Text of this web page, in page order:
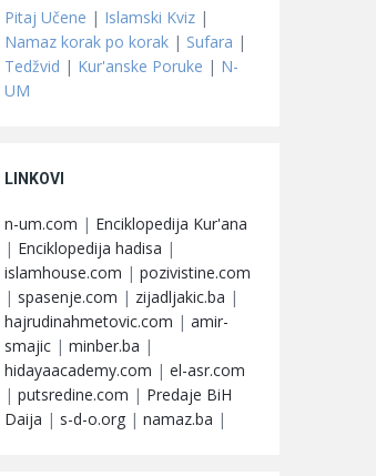
Pitaj Učene | Islamski Kviz |
Namaz korak po korak | Sufara |
Tedžvid | Kur'anske Poruke | N-
UM
LINKOVI
n-um.com | Enciklopedija Kur'ana
| Enciklopedija hadisa |
islamhouse.com | pozivistine.com
| spasenje.com | zijadljakic.ba |
hajrudinahmetovic.com | amir-
smajic | minber.ba |
hidayaacademy.com | el-asr.com
| putsredine.com | Predaje BiH
Daija | s-d-o.org | namaz.ba |